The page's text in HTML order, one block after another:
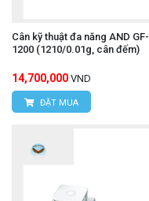
Cân kỹ thuật đa năng AND GF-
1200 (1210/0.01g, cân đếm)
14,700,000 VND
ĐẶT MUA